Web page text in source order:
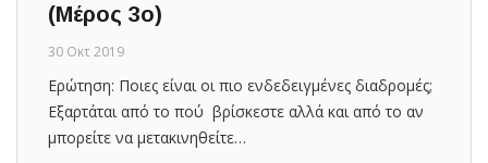
(Μέρος 3ο)
30 Οκτ 2019
Ερώτηση: Ποιες είναι οι πιο ενδεδειγμένες διαδρομές;
Εξαρτάται από το πού βρίσκεστε αλλά και από το αν
μπορείτε να μετακινηθείτε…